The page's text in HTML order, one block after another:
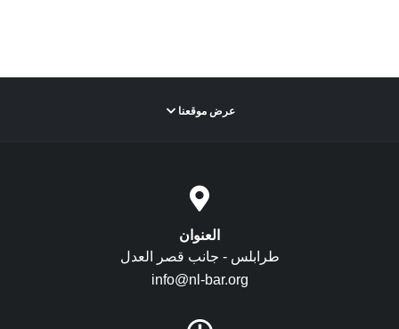
عرض موقعنا
العنوان
طرابلس - جانب قصر العدل
info@nl-bar.org